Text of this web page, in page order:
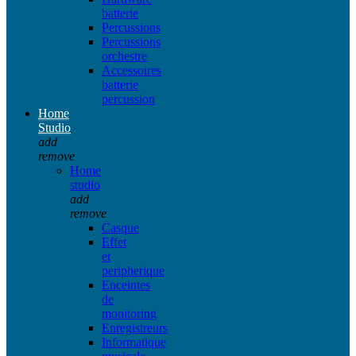
batterie
Percussions
Percussions
orchestre
Accessoires
batterie
percussion
Home
Studio
add
remove
Home
studio
add
remove
Casque
Effet
et
peripherique
Enceintes
de
monitoring
Enregistreurs
Informatique